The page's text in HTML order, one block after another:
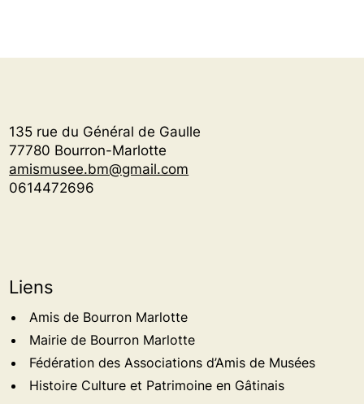
135 rue du Général de Gaulle
77780 Bourron-Marlotte
amismusee.bm@gmail.com
0614472696
Liens
Amis de Bourron Marlotte
Mairie de Bourron Marlotte
Fédération des Associations d’Amis de Musées
Histoire Culture et Patrimoine en Gâtinais